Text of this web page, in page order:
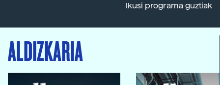
Ikusi programa guztiak
ALDIZKARIA